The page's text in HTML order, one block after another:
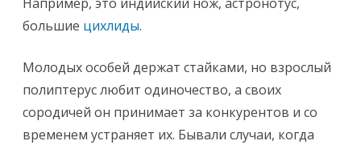
большие цихлиды.
Молодых особей держат стайками, но взрослый
полиптерус любит одиночество, а своих
сородичей он принимает за конкурентов и со
временем устраняет их. Бывали случаи, когда